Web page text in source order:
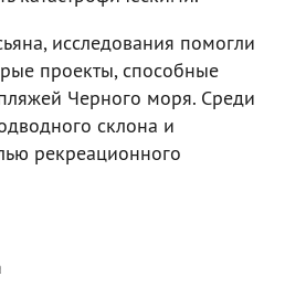
исследования помогли
проекты, способные
Черного моря. Среди
склона и
рекреационного